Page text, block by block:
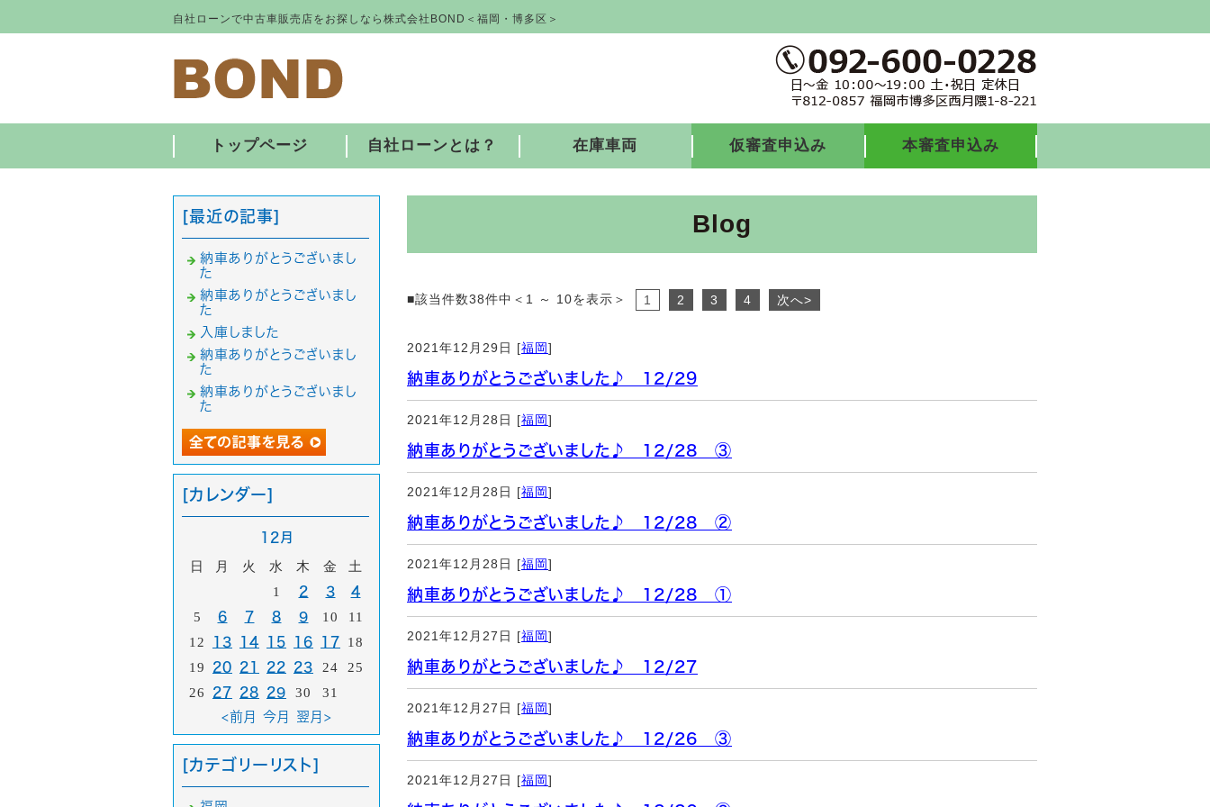
自社ローンで中古車販売店をお探しなら株式会社BOND＜福岡・博多区＞
トップページ 自社ローンとは？ 在庫車両 仮審査申込み 本審査申込み
Blog
■該当件数38件中＜1 ～ 10を表示＞ 1 2 3 4 次へ>
2021年12月29日 [福岡]
納車ありがとうございました♪ 12/29
2021年12月28日 [福岡]
納車ありがとうございました♪ 12/28 ③
2021年12月28日 [福岡]
納車ありがとうございました♪ 12/28 ②
2021年12月28日 [福岡]
納車ありがとうございました♪ 12/28 ①
2021年12月27日 [福岡]
納車ありがとうございました♪ 12/27
2021年12月27日 [福岡]
納車ありがとうございました♪ 12/26 ③
2021年12月27日 [福岡]
[最近の記事]
納車ありがとうございまし
た
納車ありがとうございまし
た
入庫しました
納車ありがとうございまし
た
納車ありがとうございまし
た
[カレンダー]
12月
日 月 火 水 木 金
土
1
2 3 4
5 6 7 8 9 10
11
12
13 14 15 16 17
18
19
20 21 22 23 24
25
26
27 28 29 30 31
<前月 今月 翌月>
[カテゴリーリスト]